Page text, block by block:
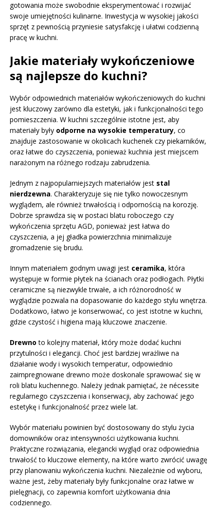
gotowania może swobodnie eksperymentować i rozwijać
swoje umiejętności kulinarne. Inwestycja w wysokiej jakości
sprzęt z pewnością przyniesie satysfakcję i ułatwi codzienną
pracę w kuchni.
Jakie materiały wykończeniowe
są najlepsze do kuchni?
Wybór odpowiednich materiałów wykończeniowych do kuchni
jest kluczowy zarówno dla estetyki, jak i funkcjonalności tego
pomieszczenia. W kuchni szczególnie istotne jest, aby
materiały były odporne na wysokie temperatury, co
znajduje zastosowanie w okolicach kuchenek czy piekarników,
oraz łatwe do czyszczenia, ponieważ kuchnia jest miejscem
narażonym na różnego rodzaju zabrudzenia.
Jednym z najpopularniejszych materiałów jest stal
nierdzewna. Charakteryzuje się nie tylko nowoczesnym
wyglądem, ale również trwałością i odpornością na korozję.
Dobrze sprawdza się w postaci blatu roboczego czy
wykończenia sprzętu AGD, ponieważ jest łatwa do
czyszczenia, a jej gładka powierzchnia minimalizuje
gromadzenie się brudu.
Innym materiałem godnym uwagi jest ceramika, która
występuje w formie płytek na ścianach oraz podłogach. Płytki
ceramiczne są niezwykle trwałe, a ich różnorodność w
wyglądzie pozwala na dopasowanie do każdego stylu wnętrza.
Dodatkowo, łatwo je konserwować, co jest istotne w kuchni,
gdzie czystość i higiena mają kluczowe znaczenie.
Drewno to kolejny materiał, który może dodać kuchni
przytulności i elegancji. Choć jest bardziej wrażliwe na
działanie wody i wysokich temperatur, odpowiednio
zaimpregnowane drewno może doskonale sprawować się w
roli blatu kuchennego. Należy jednak pamiętać, że nécessite
regularnego czyszczenia i konserwacji, aby zachować jego
estetykę i funkcjonalność przez wiele lat.
Wybór materiału powinien być dostosowany do stylu życia
domowników oraz intensywności użytkowania kuchni.
Praktyczne rozwiązania, elegancki wygląd oraz odpowiednia
trwałość to kluczowe elementy, na które warto zwrócić uwagę
przy planowaniu wykończenia kuchni. Niezależnie od wyboru,
ważne jest, żeby materiały były funkcjonalne oraz łatwe w
pielęgnacji, co zapewnia komfort użytkowania dnia
codziennego.